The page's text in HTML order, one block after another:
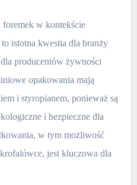
w kontekście
istotna kwestia dla branży
producentów żywności
opakowania mają
i styropianem, ponieważ są
i bezpieczne dla
w tym możliwość
jest kluczowa dla